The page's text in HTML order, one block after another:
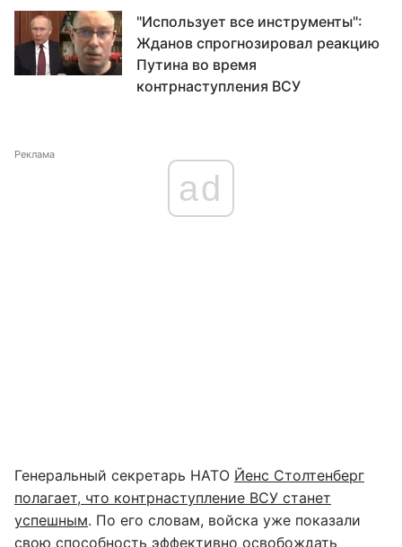
"Использует все инструменты":
Жданов спрогнозировал реакцию
Путина во время
контрнаступления ВСУ
Реклама
ad
Генеральный секретарь НАТО Йенс Столтенберг
полагает, что контрнаступление ВСУ станет
успешным. По его словам, войска уже показали
свою способность эффективно освобождать